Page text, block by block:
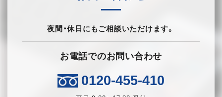
夜間・休日にもご相談いただけます。
お電話でのお問い合わせ
0120-455-410